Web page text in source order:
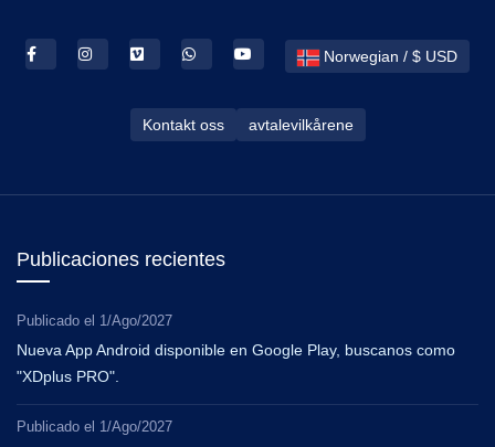
Norwegian / $ USD
Kontakt oss avtalevilkårene
Publicaciones recientes
Publicado el 1/Ago/2027
Nueva App Android disponible en Google Play, buscanos como
"XDplus PRO".
Publicado el 1/Ago/2027